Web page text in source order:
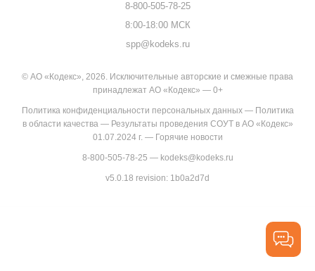
8-800-505-78-25
8:00-18:00 МСК
spp@kodeks.ru
© АО «Кодекс», 2026. Исключительные авторские и смежные права
принадлежат АО «Кодекс» — 0+
Политика конфиденциальности персональных данных— Политика
в области качества— Результаты проведения СОУТ в АО «Кодекс»
01.07.2024 г.— Горячие новости
8-800-505-78-25 — kodeks@kodeks.ru
v5.0.18 revision: 1b0a2d7d